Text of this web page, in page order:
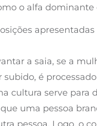
o alfa
a saia, se a
é
cultura serve
uma pessoa